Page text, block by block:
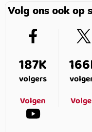
Volg ons ook op
187K
volgers
Volgen